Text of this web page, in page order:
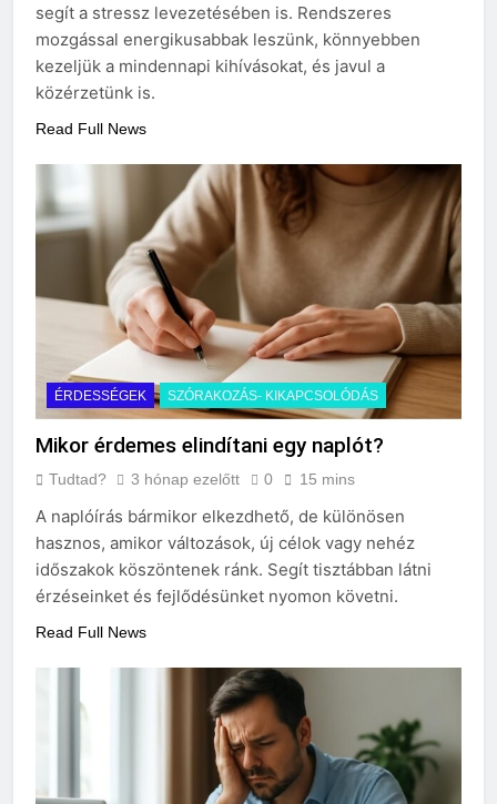
segít a stressz levezetésében is. Rendszeres
mozgással energikusabbak leszünk, könnyebben
kezeljük a mindennapi kihívásokat, és javul a
közérzetünk is.
Read Full News
ÉRDESSÉGEK SZÓRAKOZÁS- KIKAPCSOLÓDÁS
Mikor érdemes elindítani egy naplót?
Tudtad? 3 hónap ezelőtt 0 15 mins
A naplóírás bármikor elkezdhető, de különösen
hasznos, amikor változások, új célok vagy nehéz
időszakok köszöntenek ránk. Segít tisztábban látni
érzéseinket és fejlődésünket nyomon követni.
Read Full News